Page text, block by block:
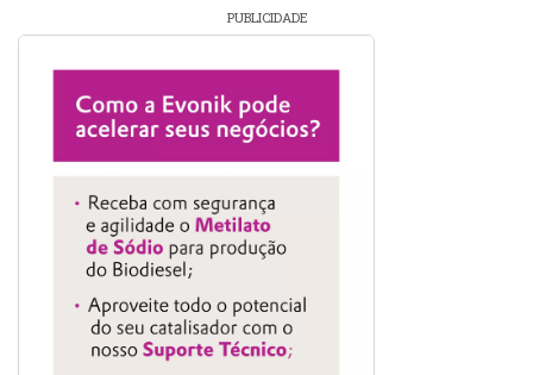
PUBLICIDADE